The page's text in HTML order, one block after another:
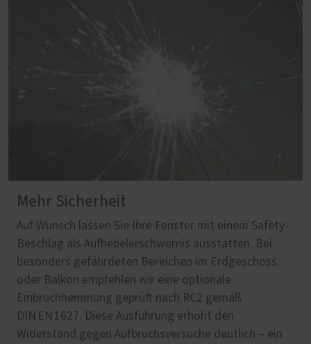
Mehr Sicherheit
Auf Wunsch lassen Sie Ihre Fenster mit einem Safety-
Beschlag als Aufhebelerschwernis ausstatten. Bei
besonders gefährdeten Bereichen im Erdgeschoss
oder Balkon empfehlen wir eine optionale
Einbruchhemmung geprüft nach RC2 gemäß
DIN EN 1627. Diese Ausführung erhöht den
Widerstand gegen Aufbruchsversuche deutlich – ein